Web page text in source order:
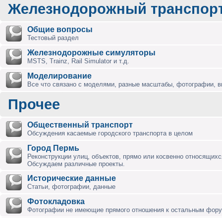
Железнодорожный
Общие вопросы
Тестовый раздел
Железнодорожные симуляторы
MSTS, Trainz, Rail Simulator и т.д.
Моделирование
Все что связано с моделями, разные масштабы, фотографии,
Прочее
Общественный транспорт
Обсуждения касаемые городского транспорта в целом
Город Пермь
Реконструкции улиц, объектов, прямо или косвенно
Обсуждаем различные проекты.
Исторические данные
Статьи, фотографии, данные
Фотокладовка
Фотографии не имеющие прямого отношения к остальным